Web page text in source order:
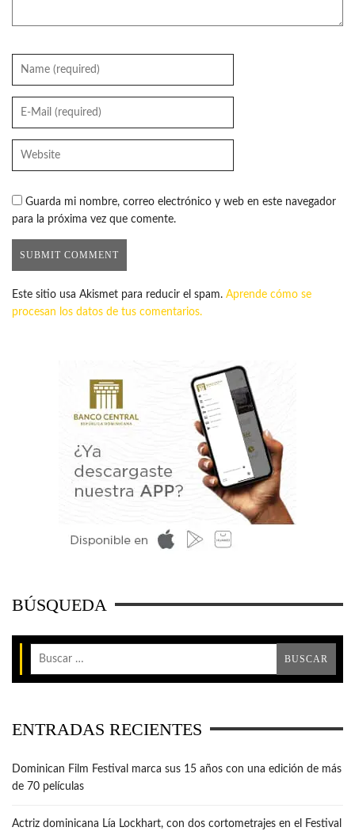
Guarda mi nombre, correo electrónico y web en este navegador
para la próxima vez que comente.
Este sitio usa Akismet para reducir el spam. Aprende cómo se
procesan los datos de tus comentarios.
BÚSQUEDA
ENTRADAS RECIENTES
Dominican Film Festival marca sus 15 años con una edición de más
de 70 películas
Actriz dominicana Lía Lockhart, con dos cortometrajes en el Festival